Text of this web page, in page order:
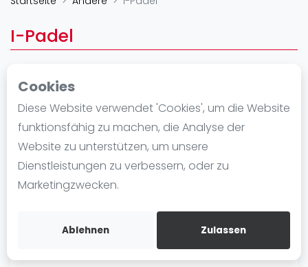
Cookies
Diese Website verwendet 'Cookies', um die Website
funktionsfähig zu machen, die Analyse der
Website zu unterstützen, um unsere
Dienstleistungen zu verbessern, oder zu
Marketingzwecken.
Ablehnen Zulassen
FIP Männer
Blog
Die Geschichte von Padel
Regeln und Punktzählung
Padel Schläge
Video
I-Padel
Court Manufacturer
Hoornse Hop 10
8321 WX Urk
NL (NL)
https://i-padel.nl/de/